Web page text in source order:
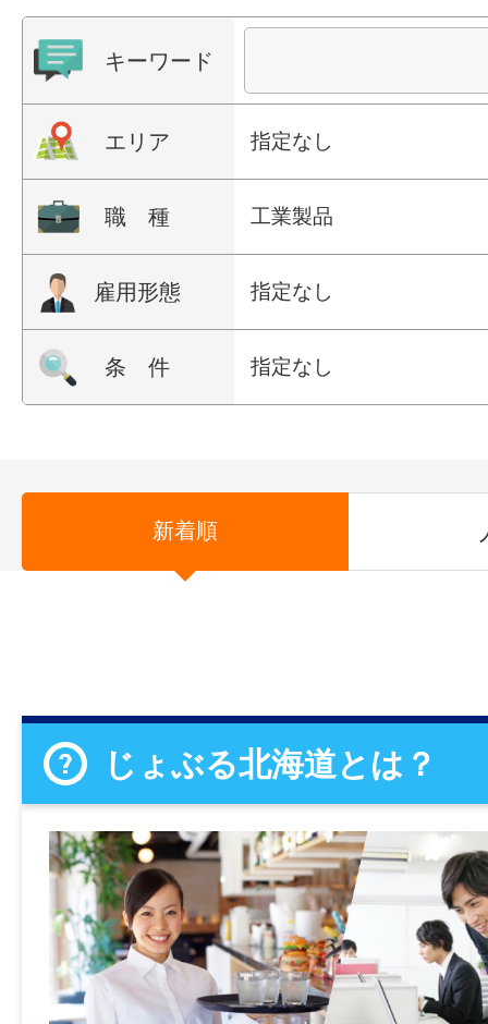
キーワード
エリア 指定なし
職 種 工業製品
雇用形態 指定なし
条 件 指定なし
新着順
じょぶる北海道とは？